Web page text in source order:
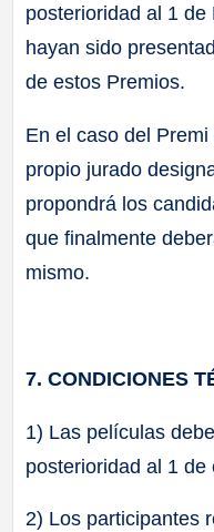
posterioridad al 1
hayan sido
de estos Premios.
En el caso del
propio jurado
propondrá los
que finalmente
mismo.
7. CONDICIONES
1) Las películas
posterioridad al 1 de
2) Los participantes